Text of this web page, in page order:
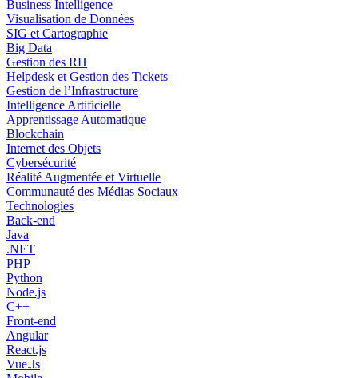
Business Intelligence
Visualisation de Données
SIG et Cartographie
Big Data
Gestion des RH
Helpdesk et Gestion des Tickets
Gestion de l’Infrastructure
Intelligence Artificielle
Apprentissage Automatique
Blockchain
Internet des Objets
Cybersécurité
Réalité Augmentée et Virtuelle
Communauté des Médias Sociaux
Technologies
Back-end
Java
.NET
PHP
Python
Node.js
C++
Front-end
Angular
React.js
Vue.Js